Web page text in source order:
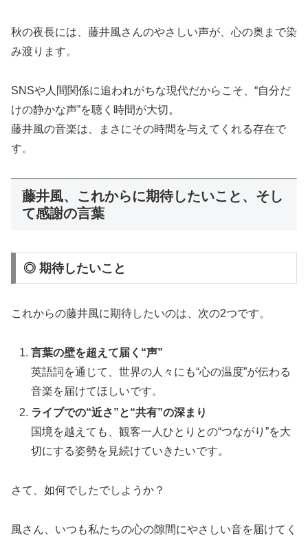
秋の夜長には、藤井風さんのやさしい声が、心の奥まで染
み渡ります。
SNSや人間関係に追われがちな現代だからこそ、“自分だ
けの静かな声”を聴く時間が大切。
藤井風の音楽は、まさにその時間を与えてくれる存在で
す。
藤井風、これからに期待したいこと、そし
て感謝の言葉
◎ 期待したいこと
これからの藤井風に期待したいのは、次の2つです。
言葉の壁を超えて届く“声”
英語詞を通じて、世界の人々にも“心の温度”が伝わる
音楽を届けてほしいです。
ライブでの“近さ”と“共有”の深まり
国境を越えても、観客一人ひとりとの“つながり”を大
切にする姿勢を見続けていきたいです。
さて、如何でしたでしようか？
風さん、いつも私たちの心の隙間にやさしい音を届けてく